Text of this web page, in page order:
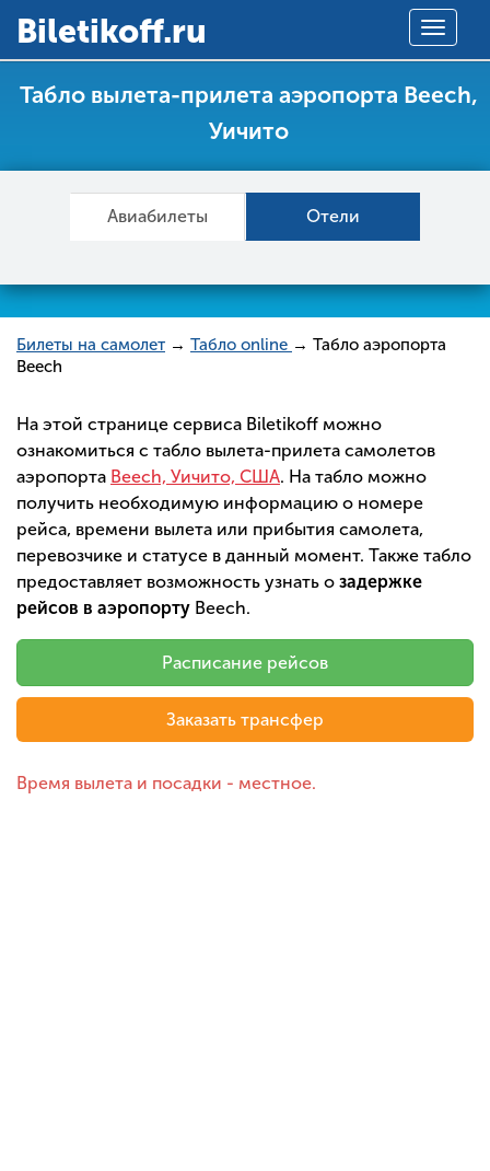
Toggle
Вiletikoff.ru
Табло вылета-прилета аэропорта Beech,
Уичито
Авиабилеты Отели
Билеты на самолет → Табло online → Табло аэропорта
Beech
На этой странице сервиса Biletikoff можно
ознакомиться с табло вылета-прилета самолетов
аэропорта Beech, Уичито, США. На табло можно
получить необходимую информацию о номере
рейса, времени вылета или прибытия самолета,
перевозчике и статусе в данный момент. Также табло
предоставляет возможность узнать о задержке
рейсов в аэропорту Beech.
Расписание рейсов
Заказать трансфер
Время вылета и посадки - местное.